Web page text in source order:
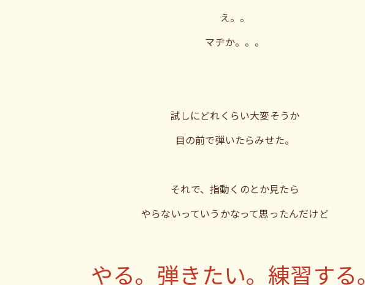
え。。
マヂか。。。
試しにどれくらい大変そうか
目の前で弾いたらみせた。
それで、指動くのとか見たら
やらないっていうかなって思ったんだけど
やる。弾きたい。練習する。